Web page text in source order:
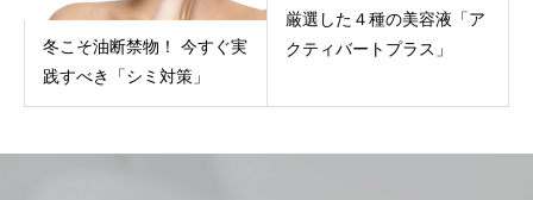
冬こそ油断禁物！ 今すぐ実
践すべき「シミ対策」
厳選した４種の美容液「ア
クティバートプラス」